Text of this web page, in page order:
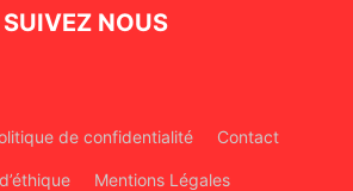
SUIVEZ NOUS
de confidentialité Contact
Mentions Légales